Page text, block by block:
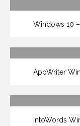
Windows 10
AppWriter
IntoWords